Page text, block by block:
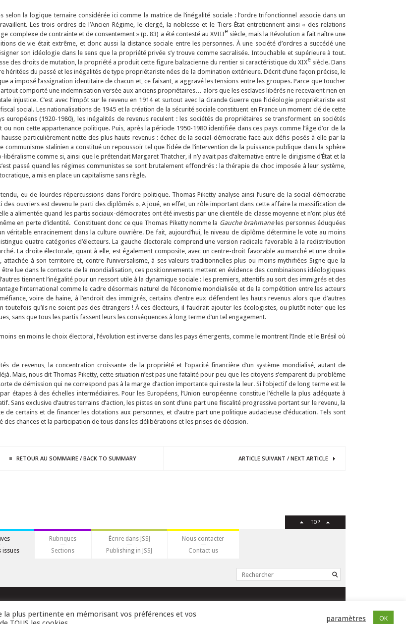
selon la logique ternaire considérée ici comme la matrice de l’inégalité sociale : l’ordre trifonctionnel associe dans un
Les trois ordres de l’Ancien Régime, le clergé, la noblesse et le Tiers-État entretiennent ainsi « des relations
complexe de contrainte et de consentement » (p. 83) a été contesté au XVIIIe siècle, mais la Révolution a fait naître une
de vie était extrême, et donc aussi la distance sociale entre les personnes. À une société d’ordres a succédé une
son idéologie dans le sens que la propriété privée s’y trouve comme sacralisée. Intouchable et supérieure à tout.
des droits de mutation, la propriété a produit cette figure balzacienne du rentier si caractéristique du XIXe siècle. Dans
héritées du passé et les inégalités de type propriétariste nées de la domination extérieure. Décrit d’une façon précise, le
a imposé l’assignation identitaire de chacun et, ce faisant, a aggravé les tensions entre les groupes. Parce que toucher
comporté une indemnisation versée aux anciens propriétaires… alors que les esclaves libérés ne recevaient rien en
injustice. C’est avec l’impôt sur le revenu en 1914 et surtout avec la Grande Guerre que l’idéologie propriétariste est
fiscal social. Les nationalisations de 1945 et la création de la sécurité sociale constituent en France un moment clé de cette
européens (1920-1980), les inégalités de revenus reculent : les sociétés de propriétaires se transforment en sociétés
non cette appartenance politique. Puis, après la période 1950-1980 identifiée dans ces pays comme l’âge d’or de la
particulièrement nette des plus hauts revenus : échec de la social-démocratie face aux défis posés à elle par la
communisme stalinien a constitué un repoussoir tel que l’idée de l’intervention de la puissance publique dans la sphère
comme si, ainsi que le prétendait Margaret Thatcher, il n’y avait pas d’alternative entre le dirigisme d’État et la
passé quand les régimes communistes se sont brutalement effondrés : la thérapie de choc imposée à leur système,
a mis en place un capitalisme sans règle.
eu de lourdes répercussions dans l’ordre politique. Thomas Piketty analyse ainsi l’usure de la social-démocratie
ouvriers est devenu le parti des diplômés ».A joué, en effet, un rôle important dans cette affaire la massification de
a alimentée quand les partis sociaux-démocrates ont été investis par une clientèle de classe moyenne et n’ont plus été
en perte d’identité. Constituent donc ce que Thomas Piketty nomme la Gauche brahmane les personnes éduquées
véritable enracinement dans la culture ouvrière. De fait, aujourd’hui, le niveau de diplôme détermine le vote au moins
quatre catégories d’électeurs. La gauche électorale comprend une version radicale favorable à la redistribution
La droite électorale, quant à elle, est également composite, avec un centre-droit favorable au marché et une droite
à son territoire et, contre l’universalisme, à ses valeurs traditionnelles plus ou moins mythifiées Signe que la
lue dans le contexte de la mondialisation, ces positionnements mettent en évidence des combinaisons idéologiques
tiennent l’inégalité pour un ressort utile à la dynamique sociale : les premiers, attentifs au sort des immigrés et des
l’international comme le cadre désormais naturel de l’économie mondialisée et de la compétition entre les acteurs
voire de haine, à l’endroit des immigrés, certains d’entre eux défendent les hauts revenus alors que d’autres
qu’ils ne soient pas des étrangers ! À ces électeurs, il faudrait ajouter les écologistes, ou plutôt noter que les
sans que tous les partis fassent leurs les conséquences à long terme d’un tel engagement.
en moins le choix électoral, l’évolution est inverse dans les pays émergents, comme le montrent l’Inde et le Brésil où
de revenus, la concentration croissante de la propriété et l’opacité financière d’un système mondialisé, autant de
Mais, nous dit Thomas Piketty, cette situation n’est pas une fatalité pour peu que les citoyens s’emparent du problème
de démission qui ne correspond pas à la marge d’action importante qui reste la leur. Si l’objectif de long terme est le
étapes à des échelles intermédiaires. Pour les Européens, l’Union européenne constitue l’échelle la plus adéquate à
Sans exclusive d’autres terrains d’action, les pistes en sont d’une part une fiscalité progressive portant sur le revenu, la
de certains et de financer les dotations aux personnes, et d’autre part une politique audacieuse d’éducation. Tels sont
des chances et la participation de tous dans les délibérations et les prises de décision.
RETOUR AU SOMMAIRE / BACK TO SUMMARY ARTICLE SUIVANT / NEXT ARTICLE
TOP
issues
Rubriques
Sections
Écrire dans JSSJ
Publishing in JSSJ
Nous contacter
Contact us
plus pertinente en mémorisant vos préférences et vos
paramètres OK